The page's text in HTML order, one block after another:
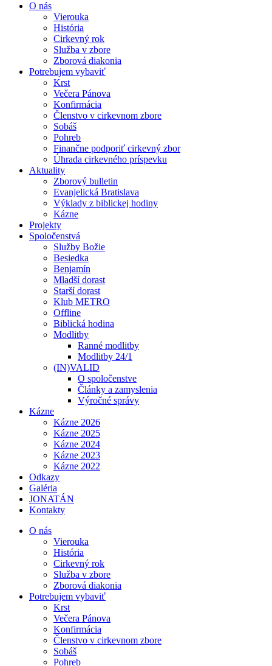
O nás
Vierouka
História
Cirkevný rok
Služba v zbore
Zborová diakonia
Potrebujem vybaviť
Krst
Večera Pánova
Konfirmácia
Členstvo v cirkevnom zbore
Sobáš
Pohreb
Finančne podporiť cirkevný zbor
Úhrada cirkevného príspevku
Aktuality
Zborový bulletin
Evanjelická Bratislava
Výklady z biblickej hodiny
Kázne
Projekty
Spoločenstvá
Služby Božie
Besiedka
Benjamín
Mladší dorast
Starší dorast
Klub METRO
Offline
Biblická hodina
Modlitby
Ranné modlitby
Modlitby 24/1
(IN)VALID
O spoločenstve
Články a zamyslenia
Výročné správy
Kázne
Kázne 2026
Kázne 2025
Kázne 2024
Kázne 2023
Kázne 2022
Odkazy
Galéria
JONATÁN
Kontakty
O nás
Vierouka
História
Cirkevný rok
Služba v zbore
Zborová diakonia
Potrebujem vybaviť
Krst
Večera Pánova
Konfirmácia
Členstvo v cirkevnom zbore
Sobáš
Pohreb